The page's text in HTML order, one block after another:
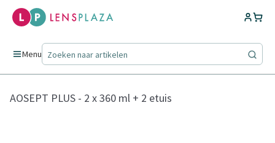
Menu
AOSEPT PLUS - 2 x 360 ml + 2 etuis